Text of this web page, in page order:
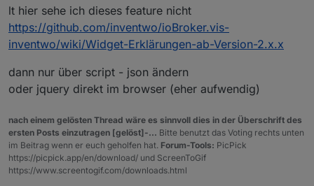
lt hier sehe ich dieses feature nicht
https://github.com/inventwo/ioBroker.vis-
inventwo/wiki/Widget-Erklärungen-ab-Version-2.x.x
dann nur über script - json ändern
oder jquery direkt im browser (eher aufwendig)
nach einem gelösten Thread wäre es sinnvoll dies in der Überschrift des
ersten Posts einzutragen [gelöst]-... Bitte benutzt das Voting rechts unten
im Beitrag wenn er euch geholfen hat. Forum-Tools: PicPick
https://picpick.app/en/download/ und ScreenToGif
https://www.screentogif.com/downloads.html